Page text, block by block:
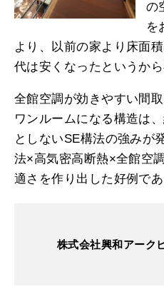
の
を
より、以前の家より床面
代は安くなったというから
全館空調が効きやすい間
ワンルームになる構造は
としないSE構法の強みが
法×高気密高断熱×全館空
適さを作り出した好例であ
株式会社興和アーク